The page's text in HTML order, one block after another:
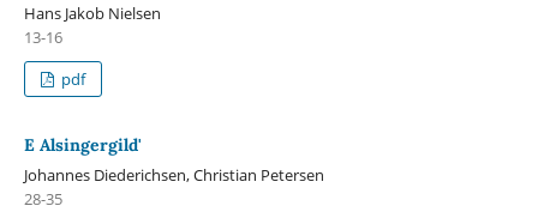
Hans Jakob Nielsen
13-16
pdf
E Alsingergild'
Johannes Diederichsen, Christian Petersen
28-35